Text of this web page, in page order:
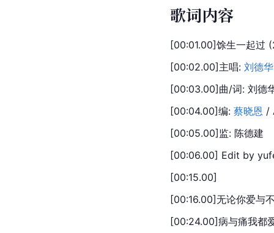
歌词内容
[00:01.00]馀生一起过
[00:02.00]主唱: 刘德华
[00:03.00]曲/词: 刘德
[00:04.00]编: 蔡晓恩 /
[00:05.00]监: 陈德建
[00:06.00] Edit by
[00:15.00]
[00:16.00]无论你爱与
[00:24.00]病与痛我都